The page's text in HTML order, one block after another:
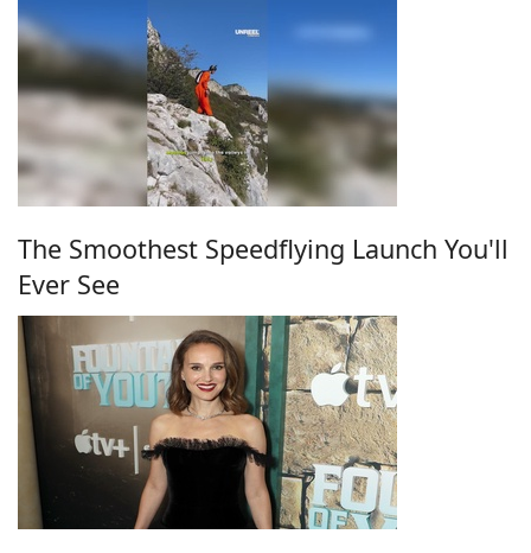
The Smoothest Speedflying Launch You'll
Ever See